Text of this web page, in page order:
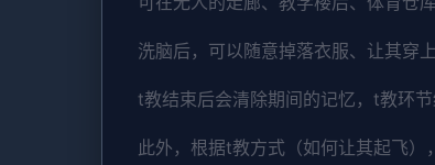
洗脑后，可以随意掉落衣服、让其穿
t教结束后会清除期间的记忆，t教环
此外，根据t教方式（如何让其起飞